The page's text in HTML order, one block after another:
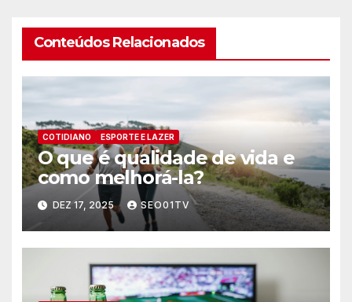
Conteúdos Relacionados
COTIDIANO ESPORTE E LAZER
O que é qualidade de vida e
como melhorá-la?
DEZ 17, 2025 SEO01TV